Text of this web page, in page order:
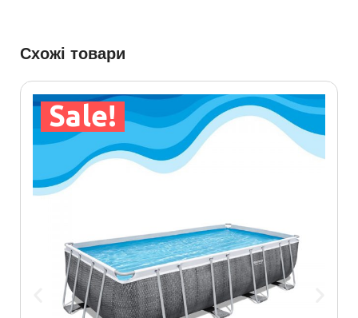
Схожі товари
Sale!